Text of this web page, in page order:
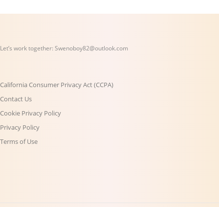
Let’s work together: Swenoboy82@outlook.com
California Consumer Privacy Act (CCPA)
Contact Us
Cookie Privacy Policy
Privacy Policy
Terms of Use